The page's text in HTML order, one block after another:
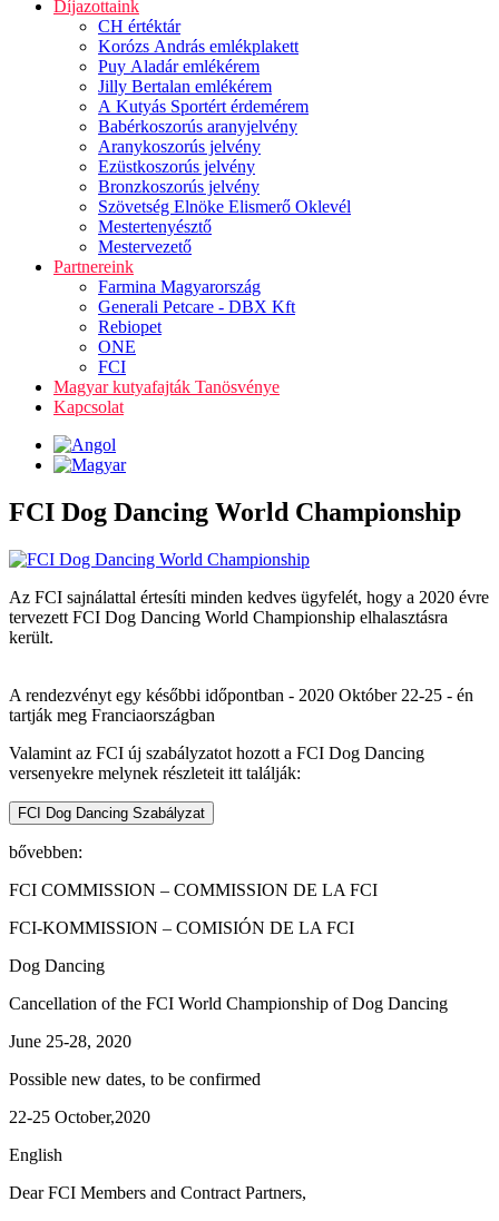
Díjazottaink
CH értéktár
Korózs András emlékplakett
Puy Aladár emlékérem
Jilly Bertalan emlékérem
A Kutyás Sportért érdemérem
Babérkoszorús aranyjelvény
Aranykoszorús jelvény
Ezüstkoszorús jelvény
Bronzkoszorús jelvény
Szövetség Elnöke Elismerő Oklevél
Mestertenyésztő
Mestervezető
Partnereink
Farmina Magyarország
Generali Petcare - DBX Kft
Rebiopet
ONE
FCI
Magyar kutyafajták Tanösvénye
Kapcsolat
FCI Dog Dancing World Championship
Az FCI sajnálattal értesíti minden kedves ügyfelét, hogy a 2020 évre
tervezett FCI Dog Dancing World Championship elhalasztásra
került.
A rendezvényt egy későbbi időpontban - 2020 Október 22-25 - én
tartják meg Franciaországban
Valamint az FCI új szabályzatot hozott a FCI Dog Dancing
versenyekre melynek részleteit itt találják:
bővebben:
FCI COMMISSION – COMMISSION DE LA FCI
FCI-KOMMISSION – COMISIÓN DE LA FCI
Dog Dancing
Cancellation of the FCI World Championship of Dog Dancing
June 25-28, 2020
Possible new dates, to be confirmed
22-25 October,2020
English
Dear FCI Members and Contract Partners,